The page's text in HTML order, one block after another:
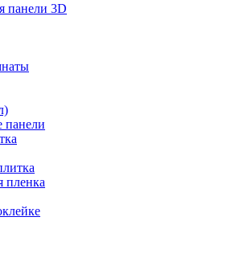
панели 3D
панели
пленка